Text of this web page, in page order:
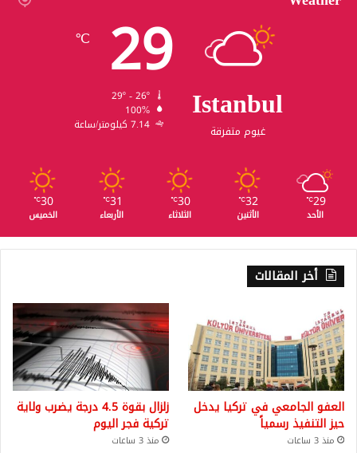
Istanbul
غيوم متفرقة
29
℃
100%
7.14 كيلومتر/ساعة
29
℃
الأحد
32
℃
الأثنين
30
℃
الثلاثاء
31
℃
الأربعاء
30
℃
الخميس
أخر المقالات
العفو الجامعي في تركيا يدخل
حيز التنفيذ رسمياً
منذ 3 ساعات
زلزال بقوة 4.5 درجة يضرب ولاية
تركية فجر اليوم
منذ 3 ساعات